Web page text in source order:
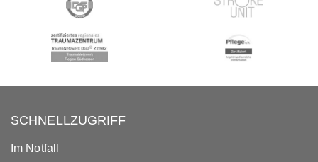
SCHNELLZUGRIFF
Im Notfall